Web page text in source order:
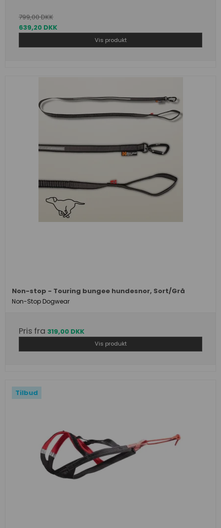
799,00 DKK
639,20 DKK
Vis produkt
Non-stop - Touring bungee hundesnor, Sort/Grå
Non-Stop Dogwear
Pris fra 319,00 DKK
Vis produkt
Tilbud